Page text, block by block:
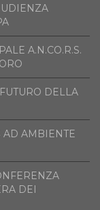
A.N.CO.R.S.
DELLA
AD AMBIENTE
DEI